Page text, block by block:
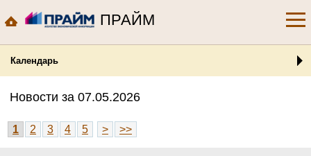
ПРАЙМ
Календарь
Новости за 07.05.2026
1 2 3 4 5 > >>